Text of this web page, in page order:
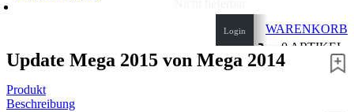
Login
WARENKORB
0 ARTIKEL
0,00 €
Update Mega 2015 von Mega 2014
Produkt
Beschreibung